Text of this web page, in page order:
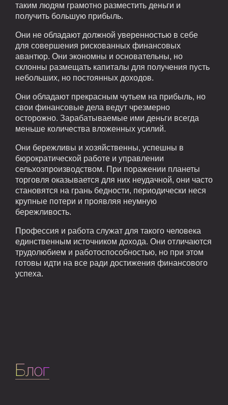
таким людям грамотно разместить деньги и
получить большую прибыль.
Они не обладают должной уверенностью в себе
для совершения рискованных финансовых
авантюр. Они экономны и основательны, но
склонны размещать капиталы для получения пусть
небольших, но постоянных доходов.
Они обладают прекрасным чутьем на прибыль, но
свои финансовые дела ведут чрезмерно
осторожно. Зарабатываемые ими деньги всегда
меньше количества вложенных усилий.
Они бережливы и хозяйственны, успешны в
бюрократической работе и управлении
сельхозпроизводством. При поражении планеты
торговля оказывается для них неудачной, они часто
становятся на грань бедности, периодически неся
крупные потери и проявляя неумную
бережливость.
Профессия и работа служат для такого человека
единственным источником дохода. Они отличаются
трудолюбием и работоспособностью, но при этом
готовы идти на все ради достижения финансового
успеха.
Блог